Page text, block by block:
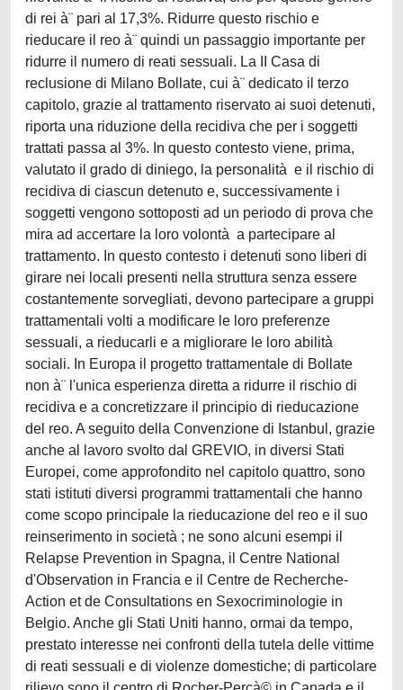
di rei à¨ pari al 17,3%. Ridurre questo rischio e
rieducare il reo à¨ quindi un passaggio importante per
ridurre il numero di reati sessuali. La II Casa di
reclusione di Milano Bollate, cui à¨ dedicato il terzo
capitolo, grazie al trattamento riservato ai suoi detenuti,
riporta una riduzione della recidiva che per i soggetti
trattati passa al 3%. In questo contesto viene, prima,
valutato il grado di diniego, la personalità e il rischio di
recidiva di ciascun detenuto e, successivamente i
soggetti vengono sottoposti ad un periodo di prova che
mira ad accertare la loro volontà a partecipare al
trattamento. In questo contesto i detenuti sono liberi di
girare nei locali presenti nella struttura senza essere
costantemente sorvegliati, devono partecipare a gruppi
trattamentali volti a modificare le loro preferenze
sessuali, a rieducarli e a migliorare le loro abilità
sociali. In Europa il progetto trattamentale di Bollate
non à¨ l'unica esperienza diretta a ridurre il rischio di
recidiva e a concretizzare il principio di rieducazione
del reo. A seguito della Convenzione di Istanbul, grazie
anche al lavoro svolto dal GREVIO, in diversi Stati
Europei, come approfondito nel capitolo quattro, sono
stati istituti diversi programmi trattamentali che hanno
come scopo principale la rieducazione del reo e il suo
reinserimento in società ; ne sono alcuni esempi il
Relapse Prevention in Spagna, il Centre National
d'Observation in Francia e il Centre de Recherche-
Action et de Consultations en Sexocriminologie in
Belgio. Anche gli Stati Uniti hanno, ormai da tempo,
prestato interesse nei confronti della tutela delle vittime
di reati sessuali e di violenze domestiche; di particolare